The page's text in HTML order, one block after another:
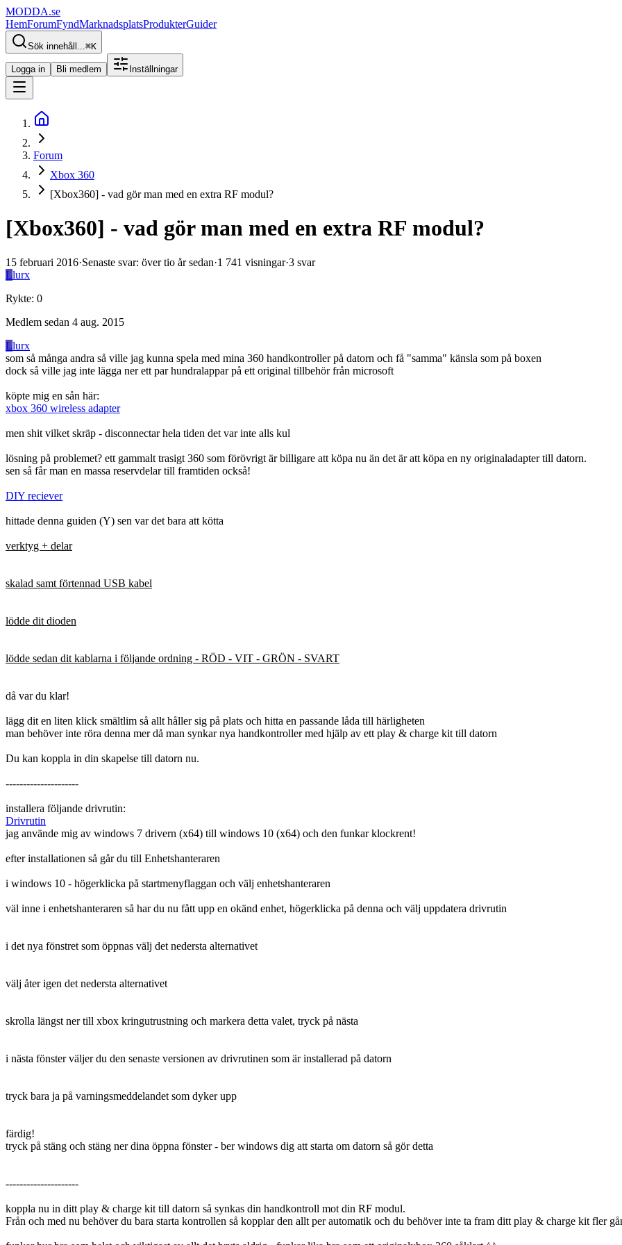
MODDA.se
HemForumFyndMarknadsplatsProdukterGuider
Sök innehåll...⌘K
Logga in Bli medlem Inställningar
Forum
Xbox 360
[Xbox360] - vad gör man med en extra RF modul?
[Xbox360] - vad gör man med en extra RF modul?
15 februari 2016·Senaste svar: över tio år sedan·1 741 visningar·3 svar
Llurx
Rykte: 0
Medlem sedan 4 aug. 2015
Llurx
som så många andra så ville jag kunna spela med mina 360 handkontroller på datorn och få "samma" känsla som på boxen
dock så ville jag inte lägga ner ett par hundralappar på ett original tillbehör från microsoft
köpte mig en sån här:
xbox 360 wireless adapter
men shit vilket skräp - disconnectar hela tiden det var inte alls kul
lösning på problemet? ett gammalt trasigt 360 som förövrigt är billigare att köpa nu än det är att köpa en ny originaladapter till datorn.
sen så får man en massa reservdelar till framtiden också!
DIY reciever
hittade denna guiden (Y) sen var det bara att kötta
verktyg + delar
skalad samt förtennad USB kabel
lödde dit dioden
lödde sedan dit kablarna i följande ordning - RÖD - VIT - GRÖN - SVART
då var du klar!
lägg dit en liten klick smältlim så allt håller sig på plats och hitta en passande låda till härligheten
man behöver inte röra denna mer då man synkar nya handkontroller med hjälp av ett play & charge kit till datorn
Du kan koppla in din skapelse till datorn nu.
---------------------
installera följande drivrutin:
Drivrutin
jag använde mig av windows 7 drivern (x64) till windows 10 (x64) och den funkar klockrent!
efter installationen så går du till Enhetshanteraren
i windows 10 - högerklicka på startmenyflaggan och välj enhetshanteraren
väl inne i enhetshanteraren så har du nu fått upp en okänd enhet, högerklicka på denna och välj uppdatera drivrutin
i det nya fönstret som öppnas välj det nedersta alternativet
välj åter igen det nedersta alternativet
skrolla längst ner till xbox kringutrustning och markera detta valet, tryck på nästa
i nästa fönster väljer du den senaste versionen av drivrutinen som är installerad på datorn
tryck bara ja på varningsmeddelandet som dyker upp
färdig!
tryck på stäng och stäng ner dina öppna fönster - ber windows dig att starta om datorn så gör detta
---------------------
koppla nu in ditt play & charge kit till datorn så synkas din handkontroll mot din RF modul.
Från och med nu behöver du bara starta kontrollen så kopplar den allt per automatik och du behöver inte ta fram ditt play & charge kit fler